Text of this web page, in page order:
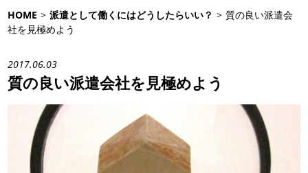
HOME > 派遣として働くにはどうしたらいい？ > 質の良い派遣会
社を見極めよう
2017.06.03
質の良い派遣会社を見極めよう